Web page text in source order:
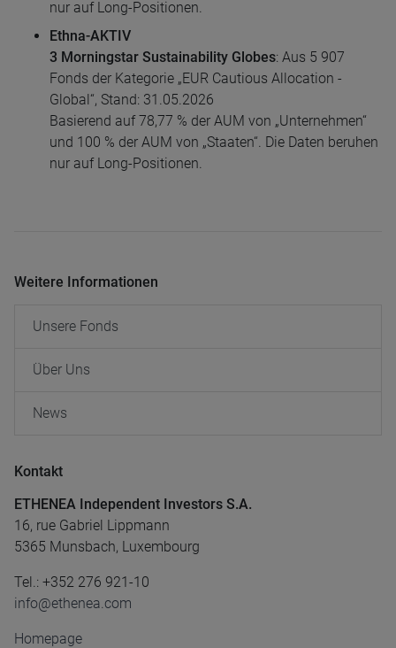
nur auf Long-Positionen.
Ethna-AKTIV
3 Morningstar Sustainability Globes: Aus 5 907
Fonds der Kategorie „EUR Cautious Allocation -
Global“, Stand: 31.05.2026
Basierend auf 78,77 % der AUM von „Unternehmen“
und 100 % der AUM von „Staaten“. Die Daten beruhen
nur auf Long-Positionen.
Weitere Informationen
Unsere Fonds
Über Uns
News
Kontakt
ETHENEA Independent Investors S.A.
16, rue Gabriel Lippmann
5365 Munsbach, Luxembourg
Tel.: +352 276 921-10
info@ethenea.com
Homepage